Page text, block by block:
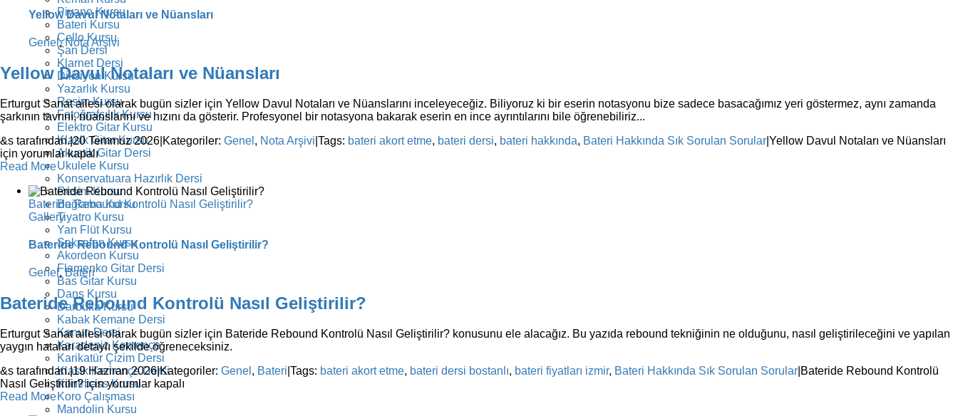
Piyano Kursu
Bateri Kursu
Çello Kursu
Şan Dersi
Klarnet Dersi
Diksiyon Kursu
Yazarlık Kursu
Resim Kursu
Fotoğrafçılık Kursu
Elektro Gitar Kursu
Klasik Gitar Kursu
Akustik Gitar Dersi
Ukulele Kursu
Konservatuara Hazırlık Dersi
Resim Kursu
Bağlama Kursu
Tiyatro Kursu
Yan Flüt Kursu
Saksafon Kursu
Akordeon Kursu
Flamenko Gitar Dersi
Bas Gitar Kursu
Dans Kursu
Darbuka Kursu
Kabak Kemane Dersi
Kanun Dersi
Karadeniz Kemençe
Karikatür Çizim Dersi
Klasik Kemençe Dersi
Kontrbass Kursu
Koro Çalışması
Mandolin Kursu
Yellow Davul Notaları ve Nüansları
Genel,Nota Arşivi
Yellow Davul Notaları ve Nüansları
Erturgut Sanat ailesi olarak bugün sizler için Yellow Davul Notaları ve Nüanslarını inceleyeceğiz. Biliyoruz ki bir eserin notasyonu bize sadece basacağımız yeri göstermez, aynı zamanda
şarkının tavrını, nüanslarını ve hızını da gösterir. Profesyonel bir notasyona bakarak eserin en ince ayrıntılarını bile öğrenebiliriz...
&s tarafından.|20 Temmuz 2026 Kategoriler: Genel , Nota Arşivi Tags: bateri akort etme, bateri dersi, bateri hakkında, Bateri Hakkında Sık Sorulan Sorular Yellow Davul Notaları ve Nüansları
için yorumlar kapalı
Read More
Bateride Rebound Kontrolü Nasıl Geliştirilir?
Gallery
Bateride Rebound Kontrolü Nasıl Geliştirilir?
Genel,Bateri
Bateride Rebound Kontrolü Nasıl Geliştirilir?
Erturgut Sanat ailesi olarak bugün sizler için Bateride Rebound Kontrolü Nasıl Geliştirilir? konusunu ele alacağız. Bu yazıda rebound tekniğinin ne olduğunu, nasıl geliştirileceğini ve yapılan
yaygın hataları detaylı şekilde öğreneceksiniz.
&s tarafından.|19 Haziran 2026|Kategoriler: Genel , Bateri Tags: bateri akort etme, bateri dersi bostanlı, bateri fiyatları izmir, Bateri Hakkında Sık Sorulan Sorular Bateride Rebound Kontrolü
Nasıl Geliştirilir? içinyorumlar kapalı
Read More